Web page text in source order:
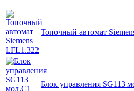
Топочный автомат
Блок управления SG113